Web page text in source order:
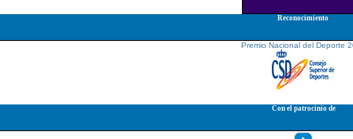
Reconocimiento
Premio Nacional del Deporte
Con el patrocinio de